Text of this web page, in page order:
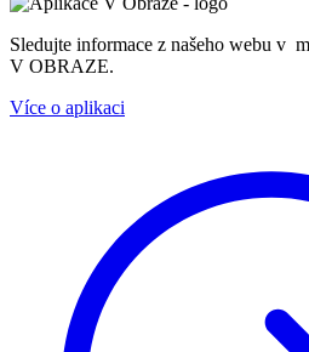
Sledujte informace z našeho webu v
V OBRAZE.
Více o aplikaci